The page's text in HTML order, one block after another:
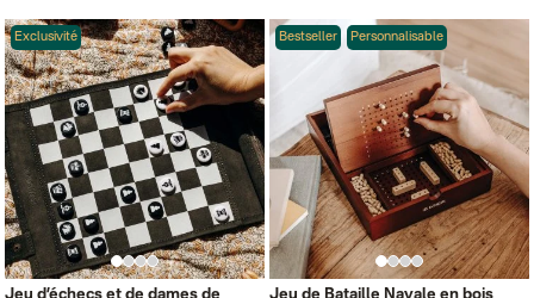
Exclusivité Bestseller Personnalisable